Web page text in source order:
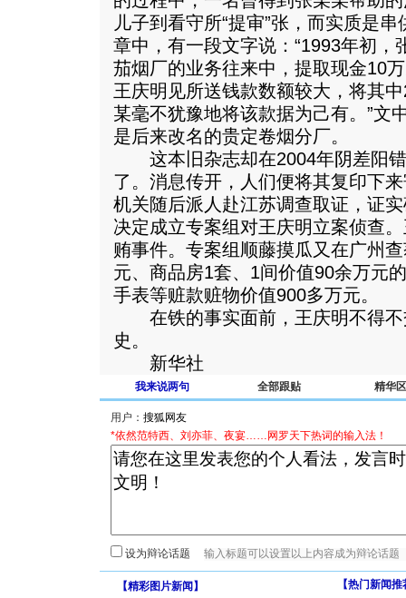
儿子到看守所“提审”张，而实质是
章中，有一段文字说：“1993年初，
茄烟厂的业务往来中，提取现金10
王庆明见所送钱款数额较大，将其
某毫不犹豫地将该款据为己有。”文
是后来改名的贵定卷烟分厂。
这本旧杂志却在2004年阴差阳错
了。消息传开，人们便将其复印下
机关随后派人赴江苏调查取证，证
决定成立专案组对王庆明立案侦查
贿事件。专案组顺藤摸瓜又在广州
元、商品房1套、1间价值90余万元
手表等赃款赃物价值900多万元。
在铁的事实面前，王庆明不得不
史。
新华社
我来说两句 全部跟贴 精华区
用户：
*依然范特西、刘亦菲、夜宴……网罗天下热词的输入法！
设为辩论话题
【精彩图片新闻 】 【热门新闻